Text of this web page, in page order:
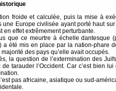
froide et calculée, puis la mise à
une Europe civilisée ayant porté haut
en effet extrêmement perturbante.
que ce meurtre à échelle
a été mis en place par la nation-phare
des pays qu’elle avait occupés.
la question de l’extermination des
de tarauder l’Occident. Car c’est bien
pas africaine, asiatique ou sud-